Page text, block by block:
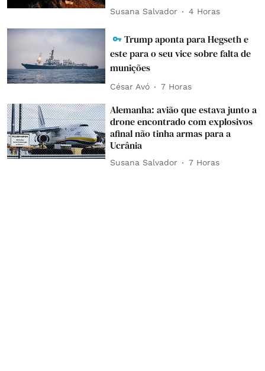
Susana Salvador 4 Horas
Trump aponta para Hegseth e
este para o seu vice sobre falta de
munições
César Avó 7 Horas
Alemanha: avião que estava junto a
drone encontrado com explosivos
afinal não tinha armas para a
Ucrânia
Susana Salvador 7 Horas